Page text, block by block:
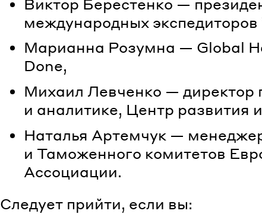
международных
Марианна Розумна — Global
Done,
Михаил Левченко — директор
и аналитике, Центр развития
Наталья Артемчук —
и Таможенного комитетов
Ассоциации.
Следует прийти, если вы: